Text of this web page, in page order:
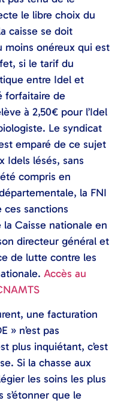
le libre choix du
caisse se doit
moins onéreux qui est
si le tarif du
entre Idel et
forfaitaire de
à 2,50€ pour l’Idel
Le syndicat
emparé de ce sujet
Idels lésés, sans
compris en
la FNI
ces sanctions
Caisse nationale en
directeur général et
de lutte contre les
Accès au
une facturation
» n’est pas
plus inquiétant, c’est
Si la chasse aux
les soins les plus
que le